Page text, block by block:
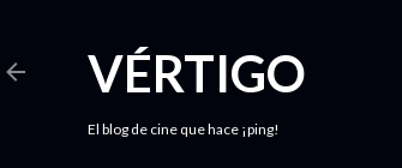
VÉRTIGO
El blog de cine que hace ¡ping!